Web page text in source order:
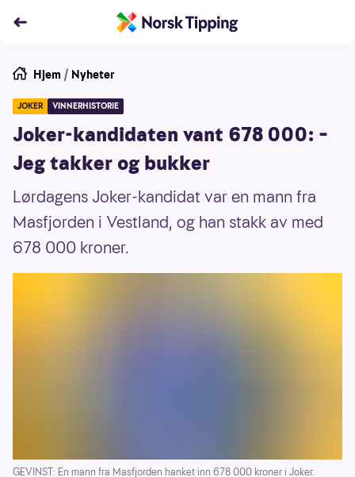
Hjem / Nyheter
JOKER VINNERHISTORIE
Joker-kandidaten vant 678 000: –
Jeg takker og bukker
Lørdagens Joker-kandidat var en mann fra
Masfjorden i Vestland, og han stakk av med
678 000 kroner.
GEVINST: En mann fra Masfjorden hanket inn 678 000 kroner i Joker.